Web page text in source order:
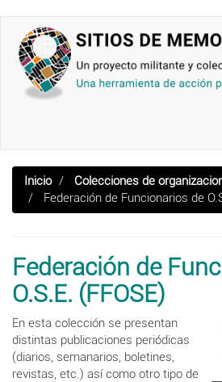
contenido
principal
Inicio
Colecciones de
Federación de Funcionarios de
Federación de
O.S.E. (FFOSE)
En esta colección se presentan
distintas publicaciones periódicas
(diarios, semanarios, boletines,
revistas, etc.) así como otro tipo de